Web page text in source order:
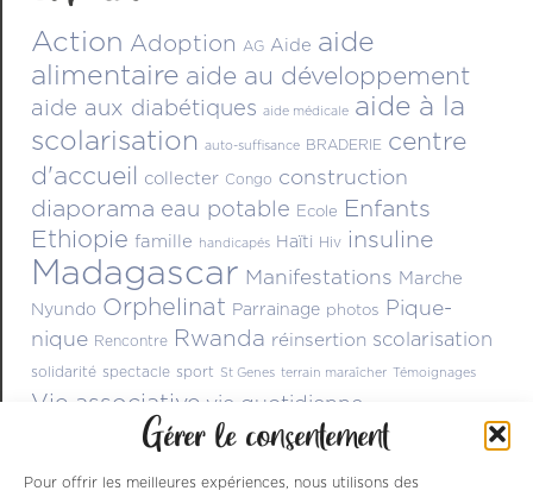
Gérer le consentement
Pour offrir les meilleures expériences, nous utilisons des
Action Adoption AG Aide aide
alimentaire aide au développement
aide aux diabétiques aide médicale aide à la
scolarisation auto-suffisance BRADERIE centre
d'accueil collecter Congo construction
diaporama eau potable Ecole Enfants
Ethiopie famille handicapés Haïti Hiv insuline
Madagascar Manifestations Marche
Nyundo Orphelinat Parrainage photos Pique-
nique Rencontre Rwanda réinsertion scolarisation
solidarité spectacle sport St Genes terrain maraîcher Témoignages
Vie associative vie quotidienne